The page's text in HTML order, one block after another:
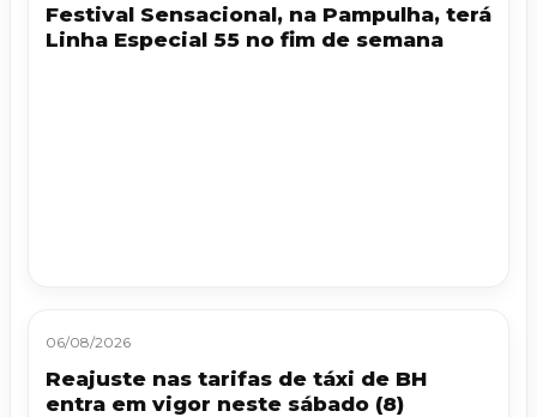
Festival Sensacional, na Pampulha, terá
Linha Especial 55 no fim de semana
06/08/2026
Reajuste nas tarifas de táxi de BH
entra em vigor neste sábado (8)